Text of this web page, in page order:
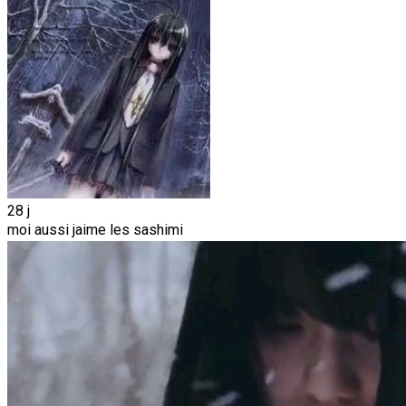
28 j
moi aussi jaime les sashimi